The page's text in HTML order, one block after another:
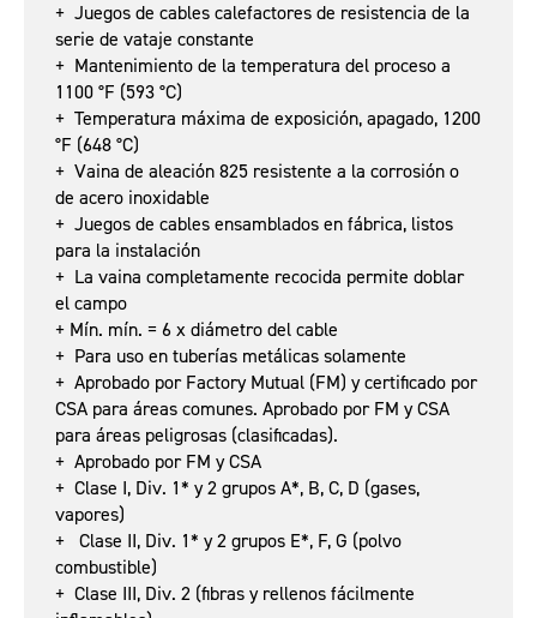
+ Juegos de cables calefactores de resistencia de la
serie de vataje constante
+ Mantenimiento de la temperatura del proceso a
1100 °F (593 °C)
+ Temperatura máxima de exposición, apagado, 1200
°F (648 °C)
+ Vaina de aleación 825 resistente a la corrosión o
de acero inoxidable
+ Juegos de cables ensamblados en fábrica, listos
para la instalación
+ La vaina completamente recocida permite doblar
el campo
+ Mín. mín. = 6 x diámetro del cable
+ Para uso en tuberías metálicas solamente
+ Aprobado por Factory Mutual (FM) y certificado por
CSA para áreas comunes. Aprobado por FM y CSA
para áreas peligrosas (clasificadas).
+ Aprobado por FM y CSA
+ Clase I, Div. 1* y 2 grupos A*, B, C, D (gases,
vapores)
+ Clase II, Div. 1* y 2 grupos E*, F, G (polvo
combustible)
+ Clase III, Div. 2 (fibras y rellenos fácilmente